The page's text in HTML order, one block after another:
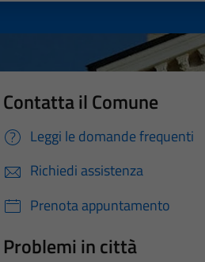
Contatta il Comune
Leggi le domande frequenti
Richiedi assistenza
Prenota appuntamento
Problemi in città